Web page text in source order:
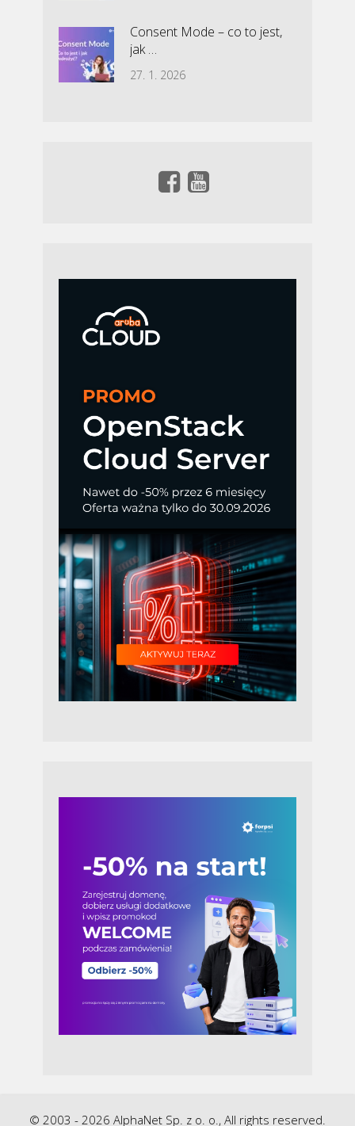
Consent Mode – co to jest,
jak …
27. 1. 2026
© 2003 - 2026 AlphaNet Sp. z o. o., All rights reserved.